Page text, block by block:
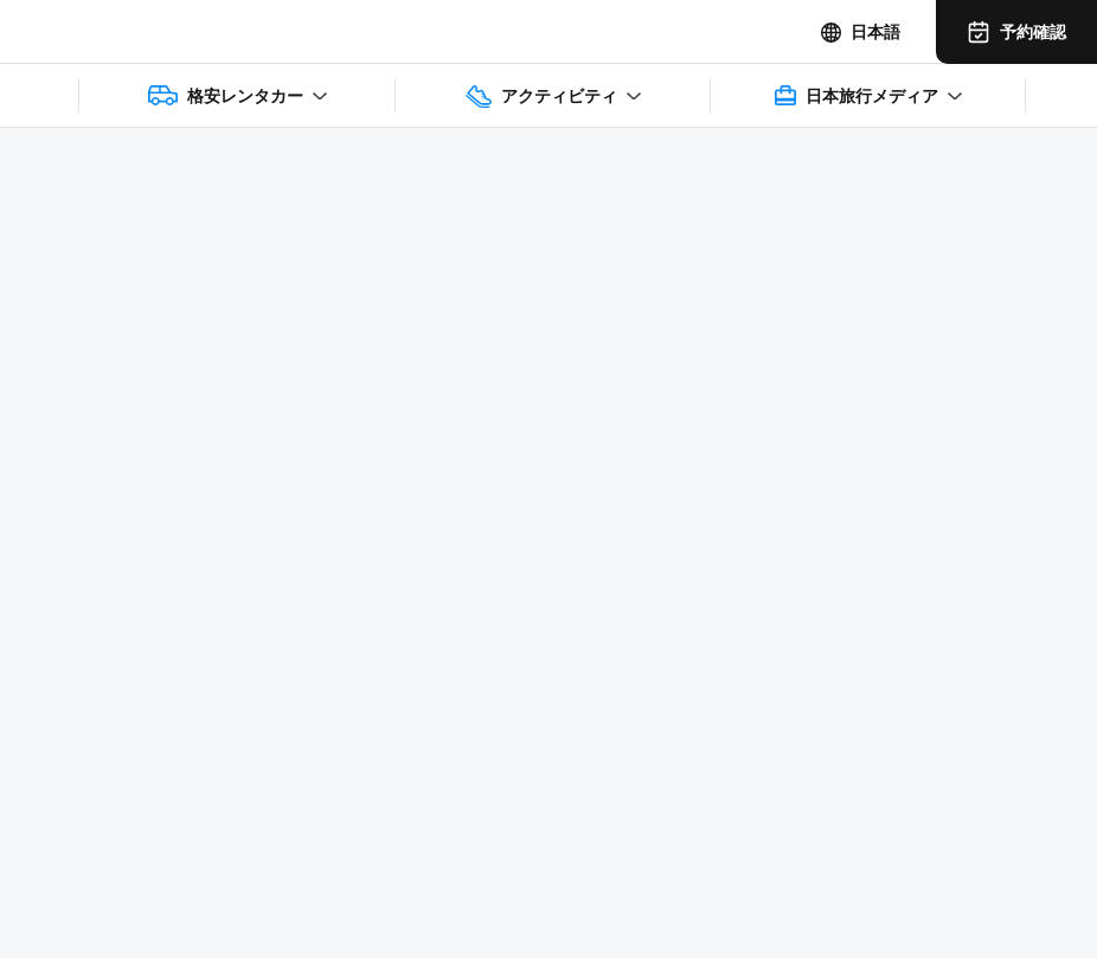
格安レンタカー アクティビティ 日本旅行メディア
日本語 予約確認